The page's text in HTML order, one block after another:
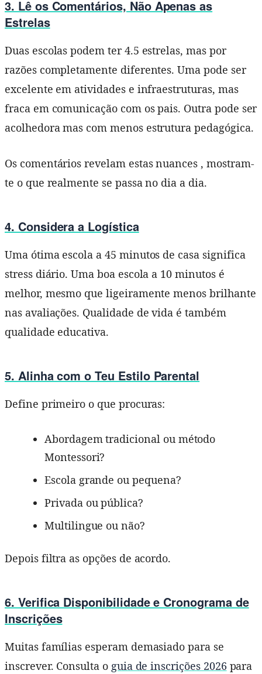
3. Lê os Comentários, Não Apenas as
Estrelas
Duas escolas podem ter 4.5 estrelas, mas por
razões completamente diferentes. Uma pode ser
excelente em atividades e infraestruturas, mas
fraca em comunicação com os pais. Outra pode ser
acolhedora mas com menos estrutura pedagógica.
Os comentários revelam estas nuances , mostram-
te o que realmente se passa no dia a dia.
4. Considera a Logística
Uma ótima escola a 45 minutos de casa significa
stress diário. Uma boa escola a 10 minutos é
melhor, mesmo que ligeiramente menos brilhante
nas avaliações. Qualidade de vida é também
qualidade educativa.
5. Alinha com o Teu Estilo Parental
Define primeiro o que procuras:
Abordagem tradicional ou método
Montessori?
Escola grande ou pequena?
Privada ou pública?
Multilingue ou não?
Depois filtra as opções de acordo.
6. Verifica Disponibilidade e Cronograma de
Inscrições
Muitas famílias esperam demasiado para se
inscrever. Consulta o guia de inscrições 2026 para